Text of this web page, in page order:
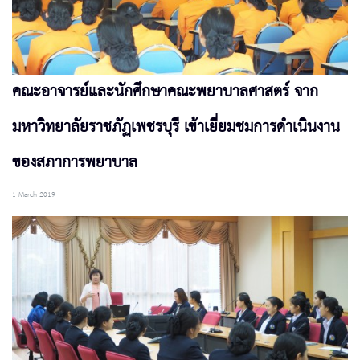
คณะอาจารย์และนักศึกษาคณะพยาบาลศาสตร์ จาก
มหาวิทยาลัยราชภัฏเพชรบุรี เข้าเยี่ยมชมการดำเนินงาน
ของสภาการพยาบาล
1 March 2019